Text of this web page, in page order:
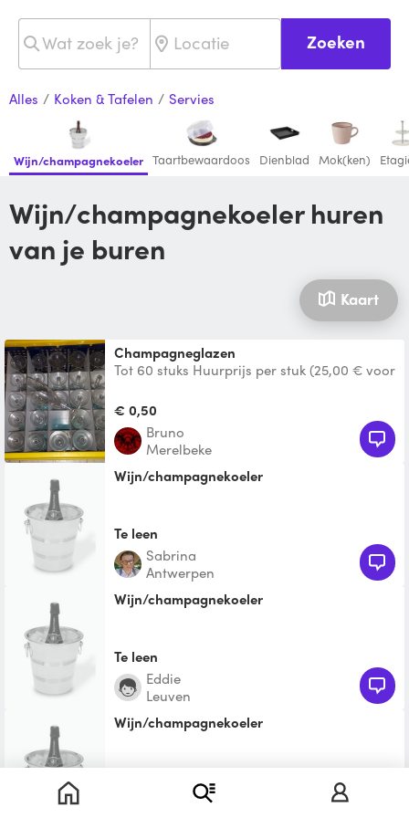
Zoeken
Alles / Koken & Tafelen / Servies
Wijn/champagnekoeler Taartbewaardoos Dienblad Mok(ken)
Wijn/champagnekoeler huren
van je buren
Kaart
Champagneglazen
Tot 60 stuks Huurprijs per stuk (25,00 € voor
€ 0,50
Bruno
Merelbeke
Wijn/champagnekoeler
Te leen
Sabrina
Antwerpen
Wijn/champagnekoeler
Te leen
Eddie
Leuven
Wijn/champagnekoeler